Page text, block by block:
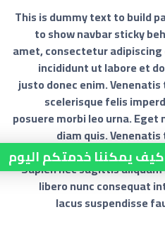
This is dummy text to build
to show navbar sticky
amet, consectetur
incididunt ut labore et
justo donec enim.
scelerisque felis
posuere morbi leo urna.
diam quis.
scelerisque felis imperdiet
Sapien nec sagittis
libero nunc consequat
lacus suspendisse
كيف يمكننا خدمتكم اليوم